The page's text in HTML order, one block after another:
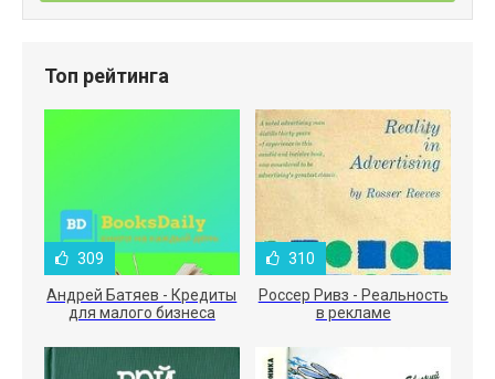
Топ рейтинга
309
Андрей Батяев - Кредиты
для малого бизнеса
310
Россер Ривз - Реальность
в рекламе